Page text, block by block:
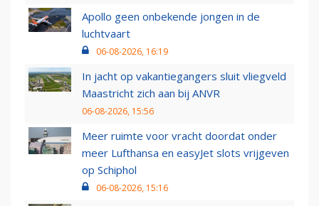
Apollo geen onbekende jongen in de
luchtvaart
06-08-2026, 16:19
In jacht op vakantiegangers sluit vliegveld
Maastricht zich aan bij ANVR
06-08-2026, 15:56
Meer ruimte voor vracht doordat onder
meer Lufthansa en easyJet slots vrijgeven
op Schiphol
06-08-2026, 15:16